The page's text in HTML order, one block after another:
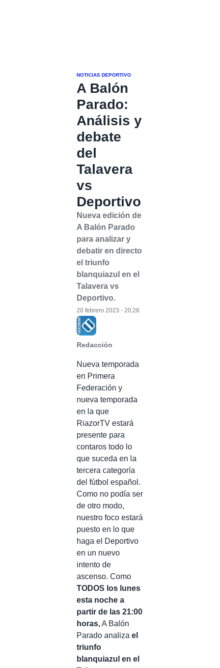
NOTICIAS DEPORTIVO
A Balón
Parado:
Análisis y
debate
del
Talavera
vs
Deportivo
Nueva edición de
A Balón Parado
para analizar y
debatir en directo
el triunfo
blanquiazul en el
Talavera vs
Deportivo.
Redacción
20 febrero 2023 - 20:28
Nueva temporada
en Primera
Federación y
nueva temporada
en la que
RiazorTV estará
presente para
contaros todo lo
que suceda en la
tercera categoría
del fútbol español.
Como no podía ser
de otro modo,
nuestro foco estará
puesto en lo que
haga el Deportivo
en un nuevo
intento de
ascenso. Como
TODOS los lunes
esta noche a
partir de las 21:00
horas,A Balón
Parado analiza el
triunfo
blanquiazul en el